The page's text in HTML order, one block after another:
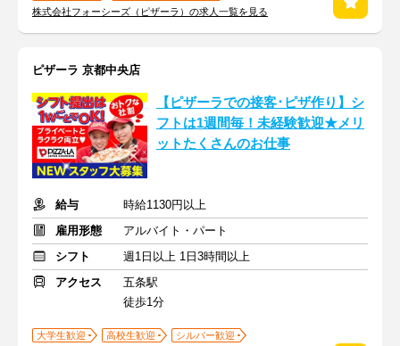
株式会社フォーシーズ（ピザーラ）の求人一覧を見る
ピザーラ 京都中央店
【ピザーラでの接客･ピザ作り】シ
フトは1週間毎！未経験歓迎★メリ
ットたくさんのお仕事
給与
時給1130円以上
雇用形態
アルバイト・パート
シフト
週1日以上 1日3時間以上
アクセス
五条駅
徒歩1分
大学生歓迎 高校生歓迎
シルバー歓迎